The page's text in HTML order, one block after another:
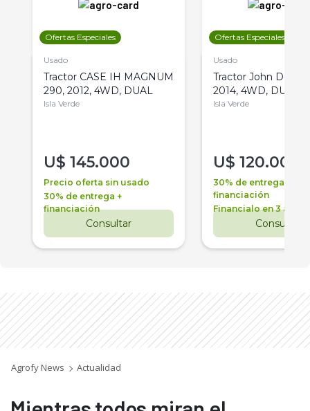
Ofertas Especiales
Usado
Tractor CASE IH MAGNUM
290, 2012, 4WD, DUAL
Isla Verde
U$ 145.000
Precio oferta sin usado
30% de entrega +
financiación
Consultar
Ofertas Especiales
Usado
Tractor John Deere
2014, 4WD, DUAL
Isla Verde
U$ 120.000
30% de entrega +
financiación
Financialo en 3 años
Consultar
Agrofy News Actualidad